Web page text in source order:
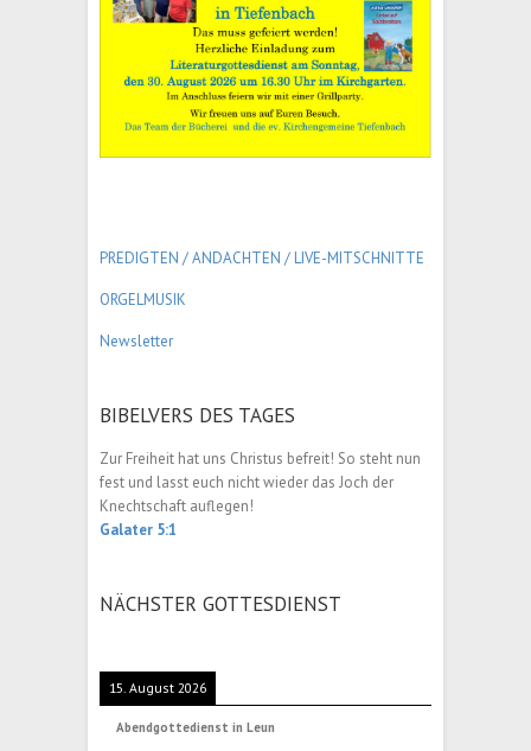
PREDIGTEN / ANDACHTEN / LIVE-MITSCHNITTE
ORGELMUSIK
Newsletter
BIBELVERS DES TAGES
Zur Freiheit hat uns Christus befreit! So steht nun
fest und lasst euch nicht wieder das Joch der
Knechtschaft auflegen!
Galater 5:1
NÄCHSTER GOTTESDIENST
15. August 2026
Abendgottedienst in Leun